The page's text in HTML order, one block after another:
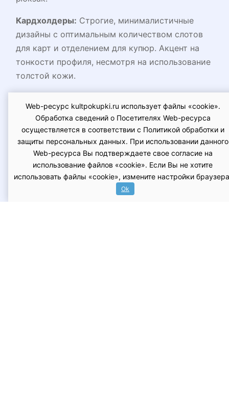
Кардхолдеры: Строгие, минималистичные
дизайны с оптимальным количеством слотов
для карт и отделением для купюр. Акцент на
тонкости профиля, несмотря на использование
толстой кожи.
соответствующие стандартным размерам.
Могут иметь дополнительные карманы для
карт или посадочных талонов. Часто
присутствует ручная строчка, выполняемая
вощеной полиэстеровой нитью для
максимальной прочности швов.
Web-ресурс kultpokupki.ru использует файлы «cookie».
Обработка сведений о Посетителях Web-ресурса
осуществляется в соответствии с Политикой обработки и
защиты персональных данных. При использовании данного
Web-ресурса Вы подтверждаете свое согласие на
использование файлов «cookie». Если Вы не хотите
использовать файлы «cookie», измените настройки
Ok